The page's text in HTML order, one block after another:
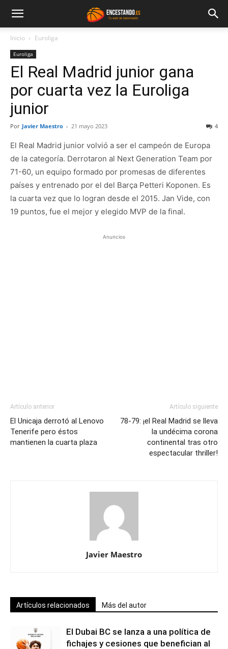
Inicio Euroliga
Euroliga
El Real Madrid junior gana
por cuarta vez la Euroliga
junior
Por Javier Maestro - 21 mayo 2023 4
El Real Madrid junior volvió a ser el campeón de Europa
de la categoría. Derrotaron al Next Generation Team por
71-60, un equipo formado por promesas de diferentes
países y entrenado por el del Barça Petteri Koponen. Es
la cuarta vez que lo logran desde el 2015. Jan Vide, con
19 puntos, fue el mejor y elegido MVP de la final.
Anuncios
Artículo anterior
El Unicaja derrotó al Lenovo
Tenerife pero éstos
mantienen la cuarta plaza
Artículo siguiente
78-79: ¡el Real Madrid se lleva
la undécima corona
continental tras otro
espectacular thriller!
Javier Maestro
Artículos relacionados Más del autor
El Dubai BC se lanza a una política de
fichajes y cesiones que benefician al